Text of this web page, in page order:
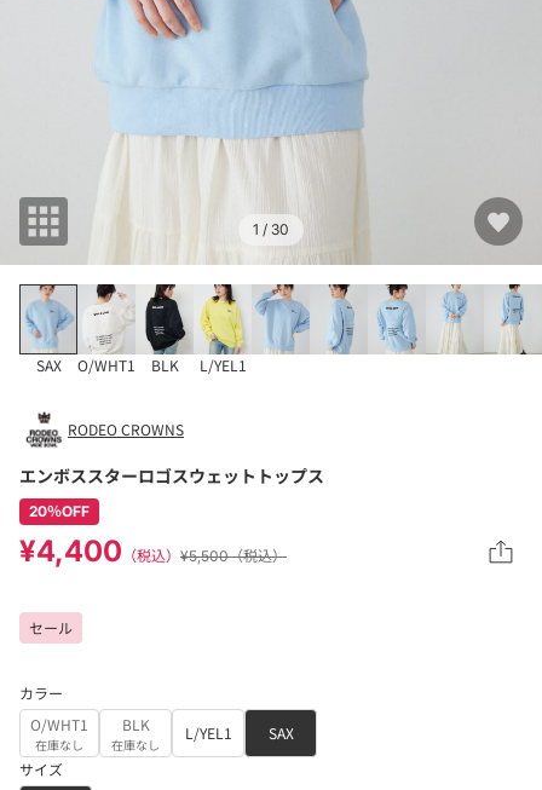
1 / 30
SAX O/WHT1 BLK L/YEL1
RODEO CROWNS
エンボススターロゴスウェットトップス
20％OFF
¥4,400 （税込） ¥5,500（税込）
セール
カラー
O/WHT1
在庫なし
BLK
在庫なし
L/YEL1
SAX
サイズ